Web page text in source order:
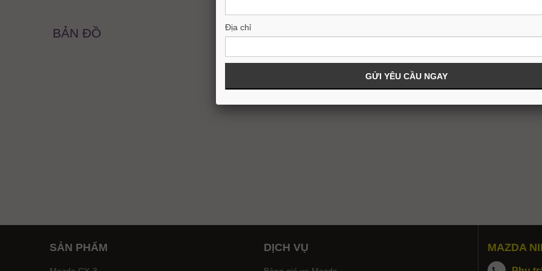
BẢN ĐỒ
SẢN PHẨM DỊCH VỤ MAZDA
Địa chỉ